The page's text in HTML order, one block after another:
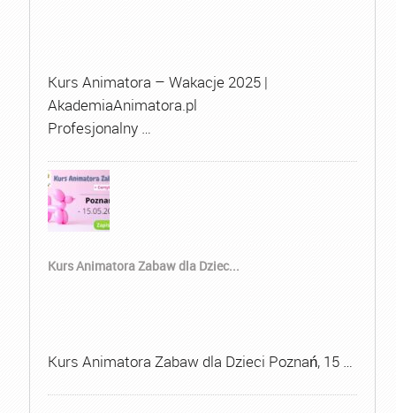
Kurs Animatora – Wakacje 2025 |
AkademiaAnimatora.pl
Profesjonalny …
Kurs Animatora Zabaw dla Dziec...
Kurs Animatora Zabaw dla Dzieci Poznań, 15 …